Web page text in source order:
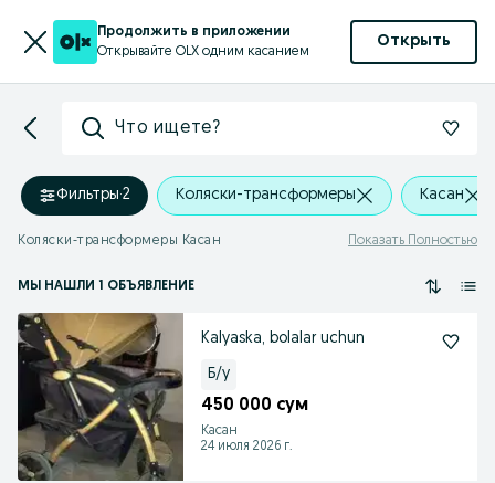
Продолжить в приложении
Открывайте OLX одним касанием
Открыть
Что ищете?
Фильтры·2 Коляски-трансформеры Касан
Коляски-трансформеры Касан Показать Полностью
МЫ НАШЛИ 1 ОБЪЯВЛЕНИЕ
Kalyaska, bolalar uchun
Б/у
450 000 сум
Касан
24 июля 2026 г.